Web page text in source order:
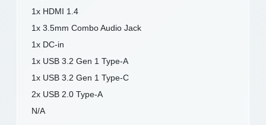
1x HDMI 1.4
1x 3.5mm Combo Audio Jack
1x DC-in
1x USB 3.2 Gen 1 Type-A
1x USB 3.2 Gen 1 Type-C
2x USB 2.0 Type-A
N/A